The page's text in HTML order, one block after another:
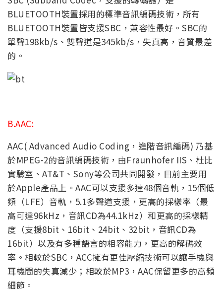
BLUETOOTH裝置採用的標準音訊編碼技術，所有
BLUETOOTH裝置皆支援SBC，兼容性最好。SBC的
單聲198kb/s、雙聲道是345kb/s，失真高，音質最差
的。
B.AAC:
AAC( Advanced Audio Coding ，進階音訊編碼) 乃基
於MPEG-2的音訊編碼技術，由Fraunhofer IIS、杜比
實驗室、AT&T、Sony等公司共同開發，目前主要用
於Apple產品上。AAC可以支援多達48個音軌，15個低
頻（LFE）音軌，5.1多聲道支援，更高的採樣率（最
高可達96kHz，音訊CD為44.1kHz）和更高的採樣精
度（支援8bit、16bit、24bit、32bit，音訊CD為
16bit）以及有多種語言的相容能力，更高的解碼效
率。相較於SBC，ACC擁有更佳壓縮技術可以讓手機與
耳機間的失真減少；相較於MP3，AAC保留更多的高頻
細節。